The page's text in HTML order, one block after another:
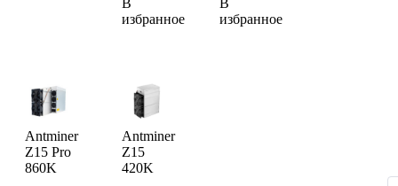
В
избранное
В
избранное
Antminer
Z15 Pro
860K
Antminer
Z15
420K